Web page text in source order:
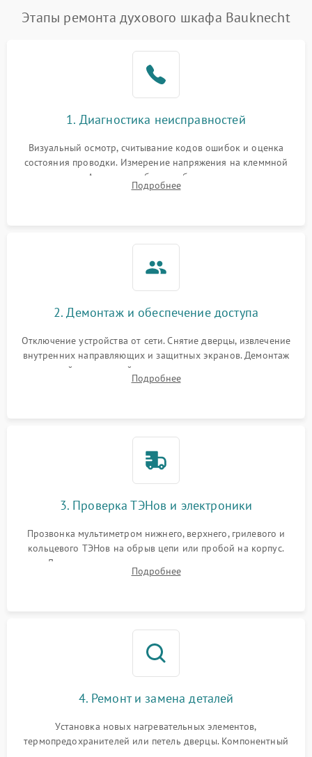
Этапы ремонта духового шкафа Bauknecht
1. Диагностика неисправностей
Визуальный осмотр, считывание кодов ошибок и оценка
состояния проводки. Измерение напряжения на клеммной
колодке. Анализ жалоб на проблемы с нагревом,
конвекцией, панелью управления или блокировкой дверцы.
Подробнее
2. Демонтаж и обеспечение доступа
Отключение устройства от сети. Снятие дверцы, извлечение
внутренних направляющих и защитных экранов. Демонтаж
задней или верхней панели для прямого доступа к
нагревательным элементам, плате и вентиляторам.
Подробнее
3. Проверка ТЭНов и электроники
Прозвонка мультиметром нижнего, верхнего, грилевого и
кольцевого ТЭНов на обрыв цепи или пробой на корпус.
Диагностика термостата, датчиков температуры,
переключателя режимов и мотора конвекции.
Подробнее
4. Ремонт и замена деталей
Установка новых нагревательных элементов,
термопредохранителей или петель дверцы. Компонентный